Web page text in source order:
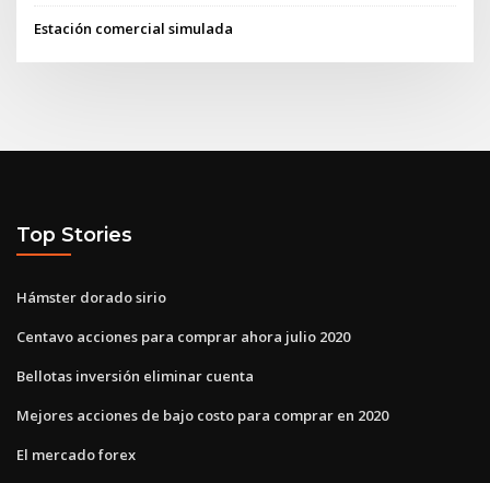
Estación comercial simulada
Top Stories
Hámster dorado sirio
Centavo acciones para comprar ahora julio 2020
Bellotas inversión eliminar cuenta
Mejores acciones de bajo costo para comprar en 2020
El mercado forex